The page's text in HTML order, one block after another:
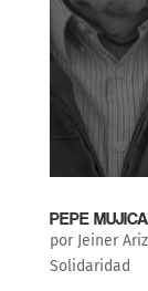
PEPE
por Jeiner
Solidaridad